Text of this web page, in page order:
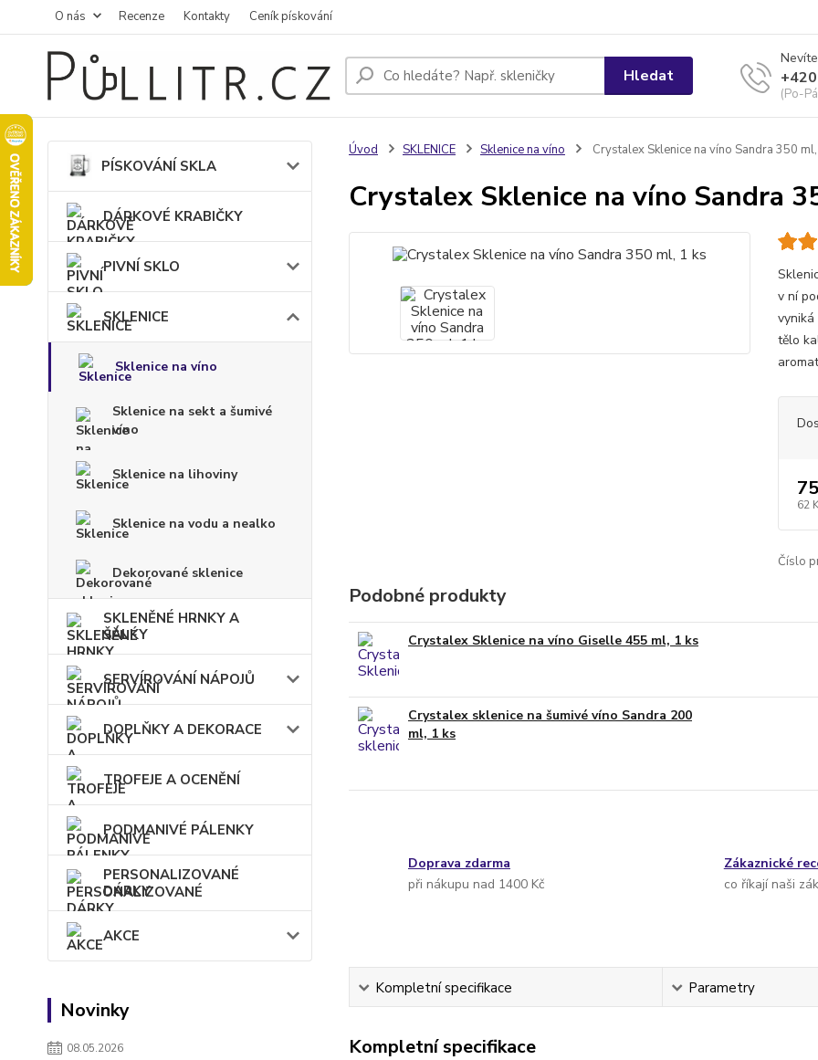
O nás Recenze Kontakty Ceník pískování
Hledat
(Po-
PÍSKOVÁNÍ SKLA
DÁRKOVÉ KRABIČKY
PIVNÍ SKLO
SKLENICE
Sklenice na víno
Sklenice na sekt a šumivé
víno
Sklenice na lihoviny
Sklenice na vodu a nealko
Dekorované sklenice
SKLENĚNÉ HRNKY A
ŠÁLKY
SERVÍROVÁNÍ NÁPOJŮ
DOPLŇKY A DEKORACE
TROFEJE A OCENĚNÍ
PODMANIVÉ PÁLENKY
PERSONALIZOVANÉ
DÁRKY
AKCE
Novinky
08.05.2026
Úvod SKLENICE Sklenice na víno Crystalex Sklenice na víno Sandra 350
Crystalex Sklenice na víno Sandra
v ní
tělo
62
Číslo
Podobné produkty
Crystalex Sklenice na víno Giselle 455 ml, 1 ks
Crystalex sklenice na šumivé víno Sandra 200
ml, 1 ks
Doprava zdarma
při nákupu nad 1400 Kč
Zákaznické
co říkají naši
Kompletní specifikace Parametry
Kompletní specifikace